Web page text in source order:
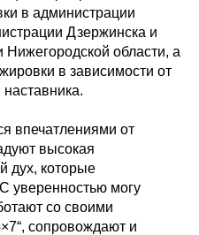
в администрации
Дзержинска и
области, а
в зависимости от
впечатлениями от
высокая
дух, которые
уверенностью могу
со своими
сопровождают и